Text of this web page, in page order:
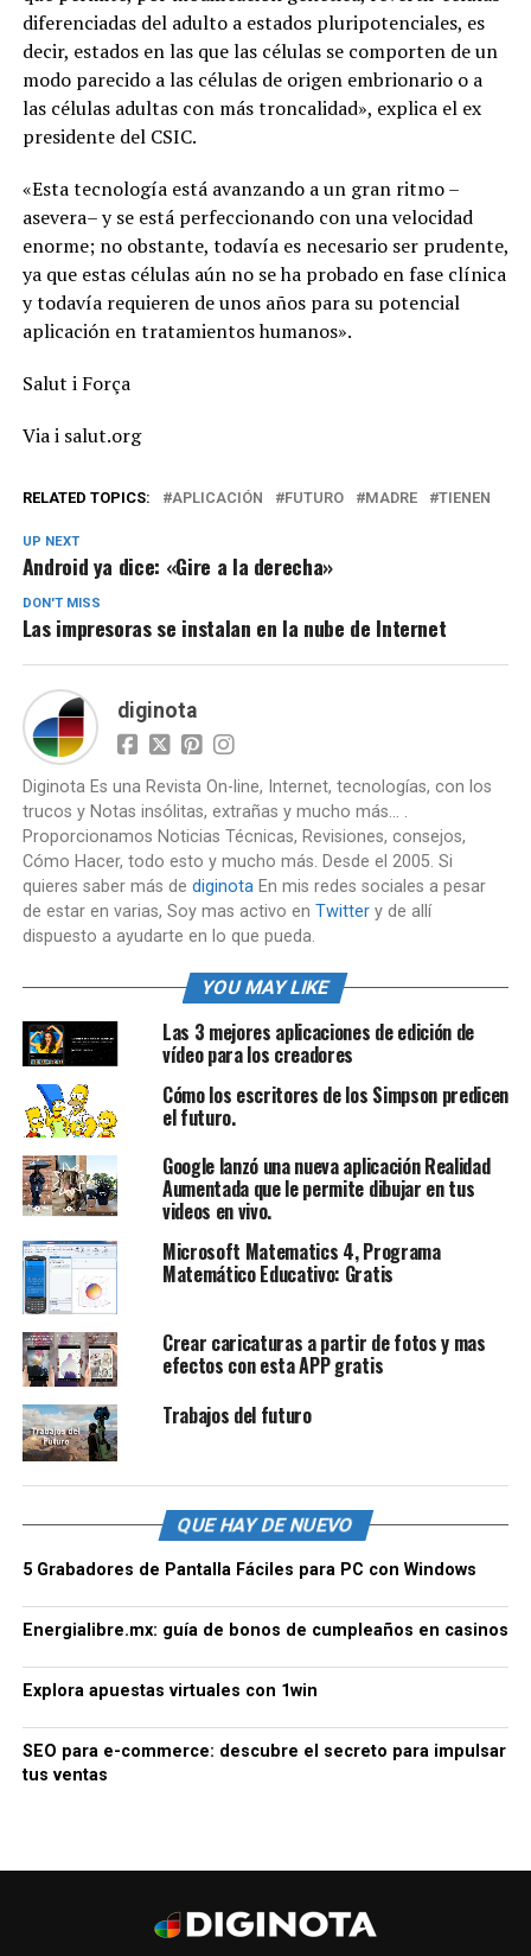
diferenciadas del adulto a estados pluripotenciales, es
decir, estados en las que las células se comporten de un
modo parecido a las células de origen embrionario o a
las células adultas con más troncalidad», explica el ex
presidente del CSIC.
«Esta tecnología está avanzando a un gran ritmo –
asevera– y se está perfeccionando con una velocidad
enorme; no obstante, todavía es necesario ser prudente,
ya que estas células aún no se ha probado en fase clínica
y todavía requieren de unos años para su potencial
aplicación en tratamientos humanos».
Salut i Força
Via i salut.org
RELATED TOPICS: APLICACIÓN FUTURO MADRE TIENEN
UP NEXT
Android ya dice: «Gire a la derecha»
DON'T MISS
Las impresoras se instalan en la nube de Internet
diginota
Diginota Es una Revista On-line, Internet, tecnologías, con los
trucos y Notas insólitas, extrañas y mucho más... .
Proporcionamos Noticias Técnicas, Revisiones, consejos,
Cómo Hacer, todo esto y mucho más. Desde el 2005. Si
quieres saber más de diginotaEn mis redes sociales a pesar
de estar en varias, Soy mas activo en Twittery de allí
dispuesto a ayudarte en lo que pueda.
YOU MAY LIKE
Las 3 mejores aplicaciones de edición de
vídeo para los creadores
Cómo los escritores de los Simpson predicen
el futuro.
Google lanzó una nueva aplicación Realidad
Aumentada que le permite dibujar en tus
videos en vivo.
Microsoft Matematics 4, Programa
Matemático Educativo: Gratis
Crear caricaturas a partir de fotos y mas
efectos con esta APP gratis
Trabajos del futuro
QUE HAY DE NUEVO
5 Grabadores de Pantalla Fáciles para PC con Windows
Energialibre.mx: guía de bonos de cumpleaños en casinos
Explora apuestas virtuales con 1win
SEO para e-commerce: descubre el secreto para impulsar
tus ventas